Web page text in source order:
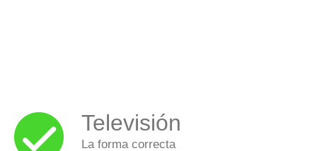
Televisión
La forma correcta